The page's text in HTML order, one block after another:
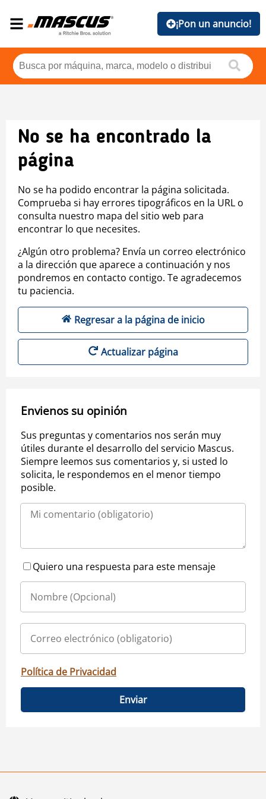
¡Pon un anuncio!
No se ha encontrado la
página
No se ha podido encontrar la página solicitada.
Comprueba si hay errores tipográficos en la URL o
consulta nuestro mapa del sitio web para
encontrar lo que necesites.
¿Algún otro problema? Envía un correo electrónico
a la dirección que aparece a continuación y nos
pondremos en contacto contigo. Te agradecemos
tu paciencia.
Regresar a la página de inicio
Actualizar página
Envienos su opinión
Sus preguntas y comentarios nos serán muy
útiles durante el desarrollo del servicio Mascus.
Siempre leemos sus comentarios y, si usted lo
solicita, le respondemos en el menor tiempo
posible.
Quiero una respuesta para este mensaje
Política de Privacidad
Enviar